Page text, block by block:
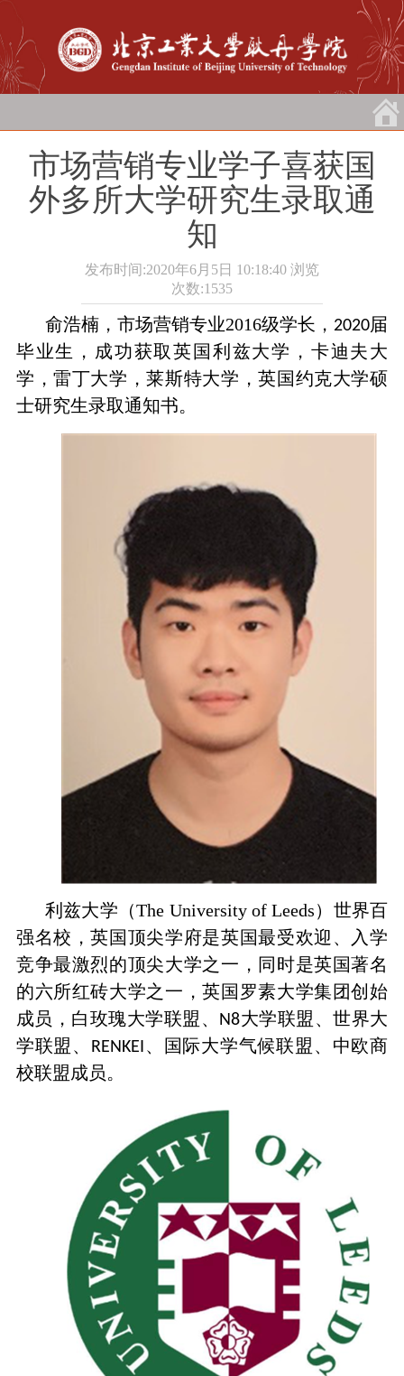
市场营销专业学子喜获国
外多所大学研究生录取通
知
发布时间:2020年6月5日 10:18:40 浏览
次数:1535
俞浩楠，市场营销专业2016级学长， 2020届
毕业生，成功获取英国利兹大学，卡迪夫大
学，雷丁大学，莱斯特大学，英国约克大学硕
士研究生录取通知书。
利兹大学（The University of Leeds）世界百
强名校，英国顶尖学府是英国最受欢迎、入学
竞争最激烈的顶尖大学之一，同时是英国著名
的六所红砖大学之一，英国罗素大学集团创始
成员，白玫瑰大学联盟、
N8大学联盟、世界大
学联盟、
RENKEI 、国际大学气候联盟、中欧商
校联盟成员。